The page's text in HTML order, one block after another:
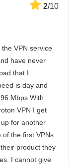
2/10
VPN service
have never
that I
is day and
Mbps With
VPN I get
for another
of the first VPNs
product they
I cannot give